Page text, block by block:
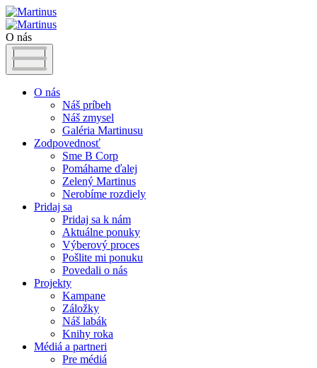
O nás
O nás
Náš príbeh
Náš zmysel
Galéria Martinusu
Zodpovednosť
Sme B Corp
Pomáhame ďalej
Zelený Martinus
Nerobíme rozdiely
Pridaj sa
Pridaj sa k nám
Aktuálne ponuky
Výberový proces
Pošlite mi ponuku
Povedali o nás
Projekty
Kampane
Záložky
Náš labák
Knihy roka
Médiá a partneri
Pre médiá